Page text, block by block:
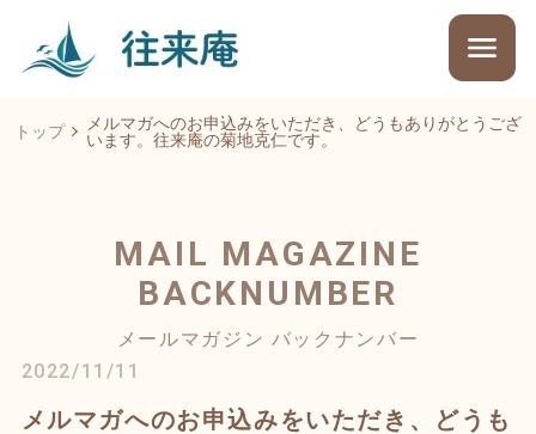
トップ
メルマガへのお申込みをいただき、どうもありがとうござ
います。往来庵の菊地克仁です。
MAIL MAGAZINE
BACKNUMBER
メールマガジン バックナンバー
2022/11/11
メルマガへのお申込みをいただき、どうも